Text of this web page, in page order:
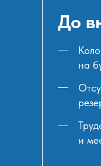
До
на
и